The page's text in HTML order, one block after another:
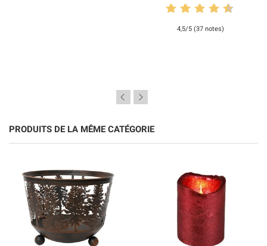
4,5/5 (37 notes)
PRODUITS DE LA MÊME CATÉGORIE